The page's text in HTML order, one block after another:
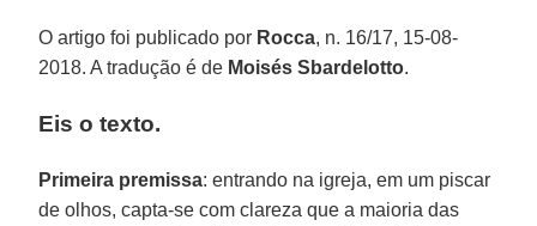
O artigo foi publicado por Rocca, n. 16/17, 15-08-
2018. A tradução é de Moisés Sbardelotto.
Eis o texto.
Primeira premissa: entrando na igreja, em um piscar
de olhos, capta-se com clareza que a maioria das